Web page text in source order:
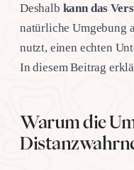
Deshalb kann das
natürliche Umgebung
nutzt, einen echten
In diesem Beitrag
Warum die